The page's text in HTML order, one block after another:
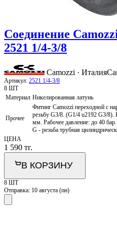
Соединение
2521 1/4-3/8
Camozzi · Италия
Артикул: 2521 1/4-3/8
8 ШТ
Материал Никелированная латунь
Прочее
Фитинг Camozzi переходной с
резьбу G3/8. (G1/4 u2192 G3/
мм. Рабочее давление: до 40
G - резьба трубная
ЦЕНА
1 590 тг.
В КОРЗИНУ
8 ШТ
Отправка: 10 августа (пн)